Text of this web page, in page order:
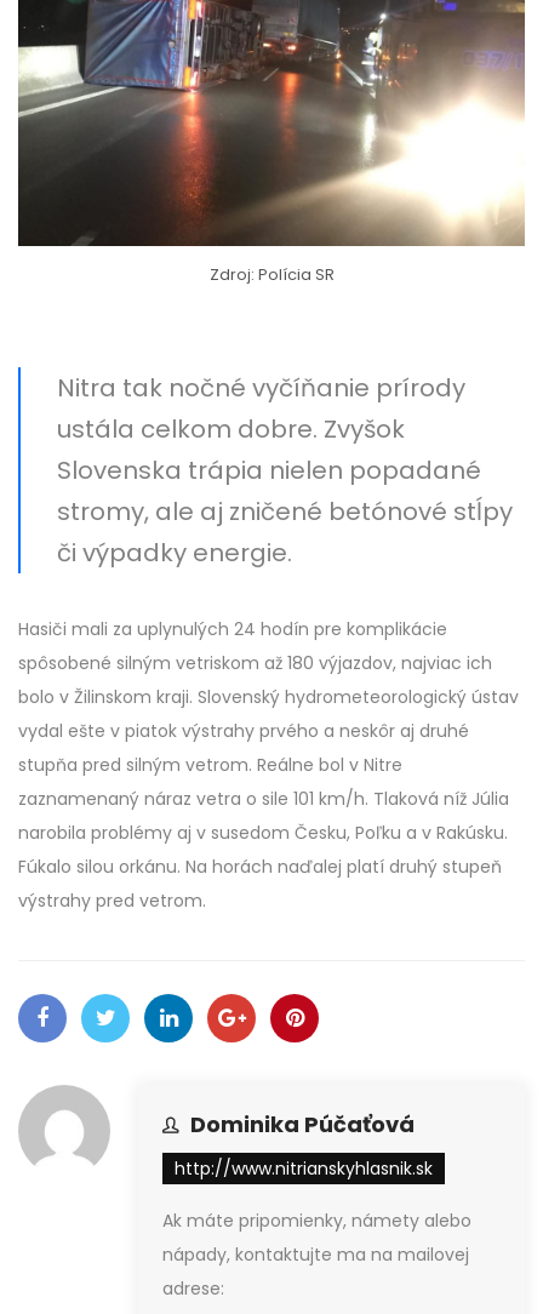
Zdroj: Polícia SR
Nitra tak nočné vyčíňanie prírody
ustála celkom dobre. Zvyšok
Slovenska trápia nielen popadané
stromy, ale aj zničené betónové stĺpy
či výpadky energie.
Hasiči mali za uplynulých 24 hodín pre komplikácie
spôsobené silným vetriskom až 180 výjazdov, najviac ich
bolo v Žilinskom kraji. Slovenský hydrometeorologický ústav
vydal ešte v piatok výstrahy prvého a neskôr aj druhé
stupňa pred silným vetrom. Reálne bol v Nitre
zaznamenaný náraz vetra o sile 101 km/h. Tlaková níž Júlia
narobila problémy aj v susedom Česku, Poľku a v Rakúsku.
Fúkalo silou orkánu. Na horách naďalej platí druhý stupeň
výstrahy pred vetrom.
Dominika Púčaťová
http://www.nitrianskyhlasnik.sk
Ak máte pripomienky, námety alebo
nápady, kontaktujte ma na mailovej
adrese: